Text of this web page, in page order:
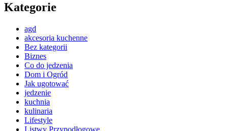
Kategorie
agd
akcesoria kuchenne
Bez kategorii
Biznes
Co do jedzenia
Dom i Ogród
Jak ugotować
jedzenie
kuchnia
kulinaria
Lifestyle
Listwy Przypodłogowe